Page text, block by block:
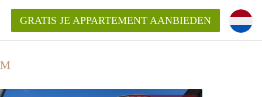
GRATIS JE APPARTEMENT AANBIEDEN